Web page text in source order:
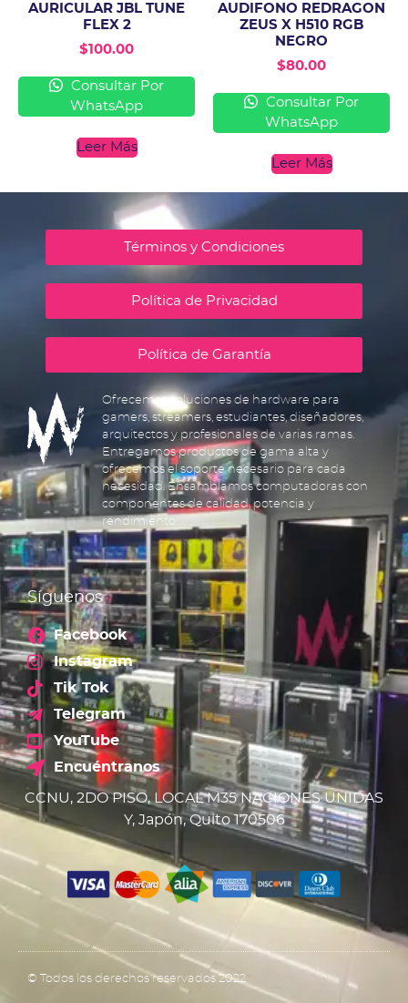
AURICULAR JBL TUNE
FLEX 2
$100.00
Consultar Por
WhatsApp
Leer Más
AUDIFONO REDRAGON
ZEUS X H510 RGB
NEGRO
$80.00
Consultar Por
WhatsApp
Leer Más
Términos y Condiciones
Política de Privacidad
Política de Garantía
Ofrecemos soluciones de hardware para
gamers, streamers, estudiantes, diseñadores,
arquitectos y profesionales de varias ramas.
Entregamos productos de gama alta y
ofrecemos el soporte necesario para cada
necesidad. Ensamblamos computadoras con
componentes de calidad, potencia y
rendimiento.
Síguenos
Facebook
Instagram
Tik Tok
Telegram
YouTube
Encuéntranos
CCNU, 2DO PISO, LOCAL M35 NACIONES UNIDAS
Y, Japón, Quito 170506
© Todos los derechos reservados 2022